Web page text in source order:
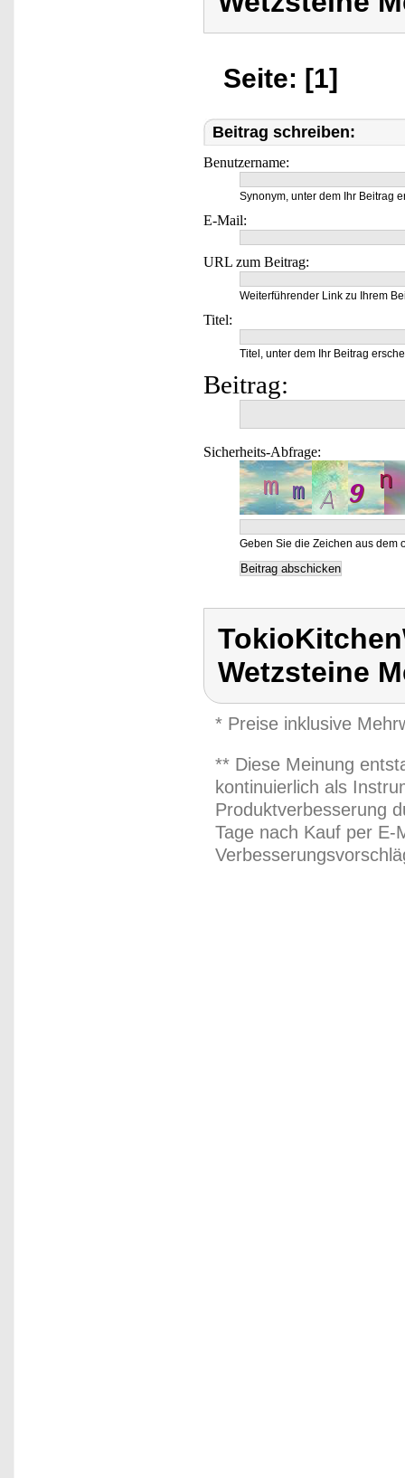
Seite: [1]
Beitrag schreiben:
Benutzername:
Synonym, unter dem Ihr Beitrag
E-Mail:
URL zum Beitrag:
Weiterführender Link zu Ihrem
Titel:
Titel, unter dem Ihr Beitrag
Beitrag:
Sicherheits-Abfrage:
Geben Sie die Zeichen aus dem
Wetzsteine
* Preise inklusive
** Diese Meinung
kontinuierlich als
Produktverbesserung
Tage nach Kauf per E-